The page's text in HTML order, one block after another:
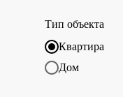
Тип объекта
Квартира
Дом